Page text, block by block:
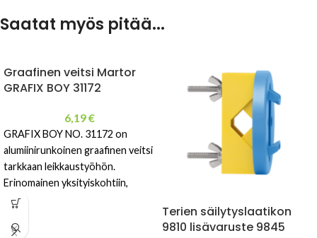
Saatat myös pitää...
Graafinen veitsi Martor
GRAFIX BOY 31172
6,19€
GRAFIX BOY NO. 31172 on
alumiinirunkoinen graafinen veitsi
tarkkaan leikkaustyöhön.
Erinomainen yksityiskohtiin,
hienovaraisiin viiltoihin ja
vaihtaa terä.
Terien säilytyslaatikon
9810 lisävaruste 9845